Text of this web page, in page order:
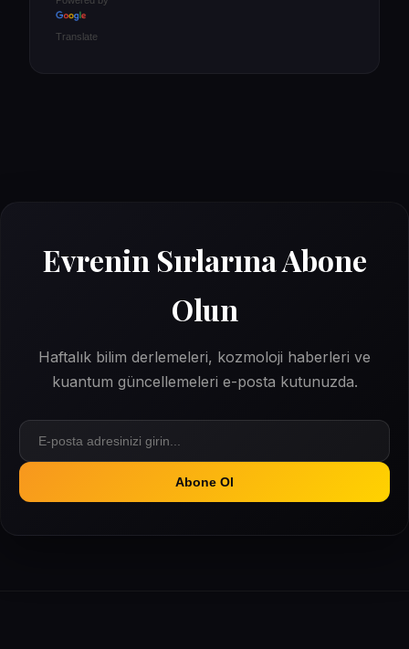
Translate
Evrenin Sırlarına Abone
Olun
Haftalık bilim derlemeleri, kozmoloji haberleri ve
kuantum güncellemeleri e-posta kutunuzda.
Abone Ol